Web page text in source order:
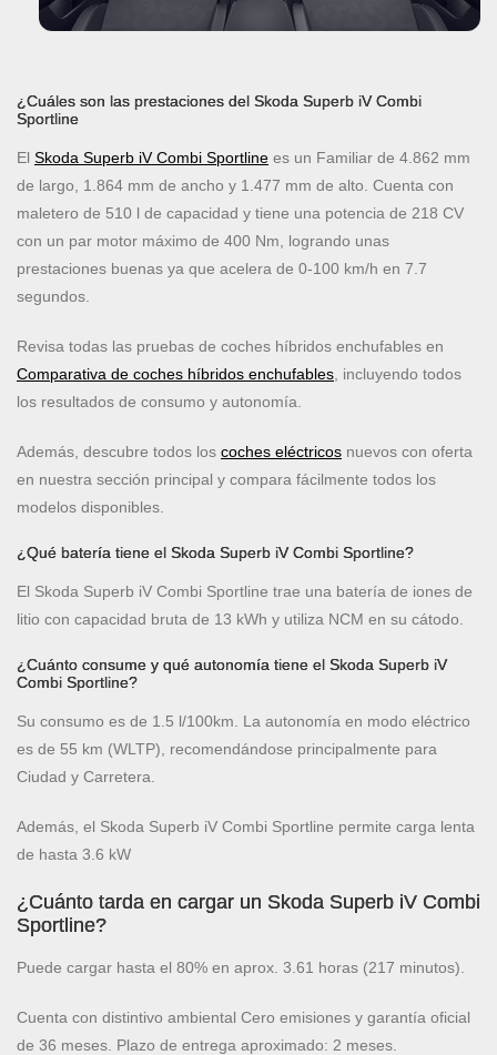
¿Cuáles son las prestaciones del Skoda Superb iV Combi
Sportline
El Skoda Superb iV Combi Sportline es un Familiar de 4.862 mm
de largo, 1.864 mm de ancho y 1.477 mm de alto. Cuenta con
maletero de 510 l de capacidad y tiene una potencia de 218 CV
con un par motor máximo de 400 Nm, logrando unas
prestaciones buenas ya que acelera de 0-100 km/h en 7.7
segundos.
Revisa todas las pruebas de coches híbridos enchufables en
Comparativa de coches híbridos enchufables , incluyendo todos
los resultados de consumo y autonomía.
Además, descubre todos los coches eléctricos nuevos con oferta
en nuestra sección principal y compara fácilmente todos los
modelos disponibles.
¿Qué batería tiene el Skoda Superb iV Combi Sportline?
El Skoda Superb iV Combi Sportline trae una batería de iones de
litio con capacidad bruta de 13 kWh y utiliza NCM en su cátodo.
¿Cuánto consume y qué autonomía tiene el Skoda Superb iV
Combi Sportline?
Su consumo es de 1.5 l/100km. La autonomía en modo eléctrico
es de 55 km (WLTP), recomendándose principalmente para
Ciudad y Carretera.
Además, el Skoda Superb iV Combi Sportline permite carga lenta
de hasta 3.6 kW
¿Cuánto tarda en cargar un Skoda Superb iV Combi
Sportline?
Puede cargar hasta el 80% en aprox. 3.61 horas (217 minutos).
Cuenta con distintivo ambiental Cero emisiones y garantía oficial
de 36 meses. Plazo de entrega aproximado: 2 meses.